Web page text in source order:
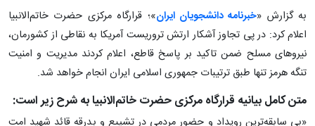
به گزارش «خبرنامه دانشجویان ایران»؛ قرارگاه مرکزی حضرت خاتم‌الانبیا
اعلام کرد: در پی تجاوز آشکار ارتش تروریست آمریکا به نقاطی از کشورمان،
نیروهای مسلح ضمن تاکید بر پاسخ قاطع، اعلام کردند مدیریت و امنیت
تنگه هرمز تنها طبق ترتیبات جمهوری اسلامی ایران انجام خواهد شد.
متن کامل بیانیه قرارگاه مرکزی حضرت خاتم‌الانبیا به شرح زیر است:
«بی سابقه‌ترین رویداد و حضور مردمی در تشییع و بدرقه قائد شهید امت